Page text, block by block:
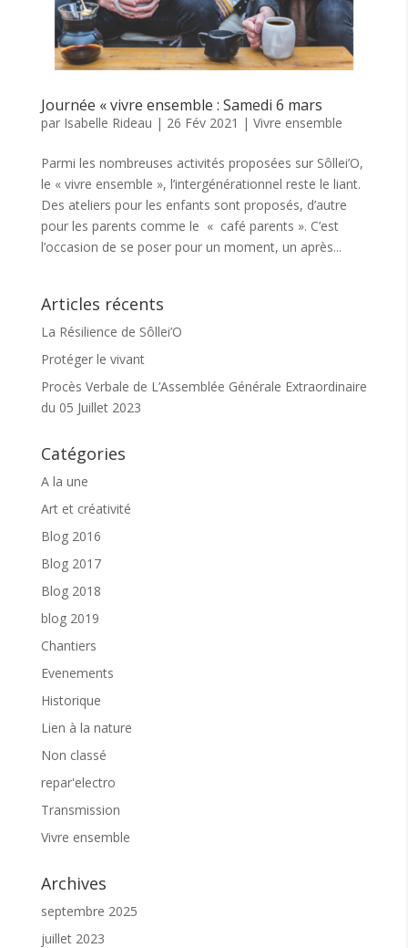
Journée « vivre ensemble : Samedi 6 mars
par Isabelle Rideau | 26 Fév 2021 | Vivre ensemble
Parmi les nombreuses activités proposées sur Sôllei’O,
le « vivre ensemble », l’intergénérationnel reste le liant.
Des ateliers pour les enfants sont proposés, d’autre
pour les parents comme le « café parents ». C’est
l’occasion de se poser pour un moment, un après...
Articles récents
La Résilience de Sôllei’O
Protéger le vivant
Procès Verbale de L’Assemblée Générale Extraordinaire
du 05 Juillet 2023
Catégories
A la une
Art et créativité
Blog 2016
Blog 2017
Blog 2018
blog 2019
Chantiers
Evenements
Historique
Lien à la nature
Non classé
repar'electro
Transmission
Vivre ensemble
Archives
septembre 2025
juillet 2023